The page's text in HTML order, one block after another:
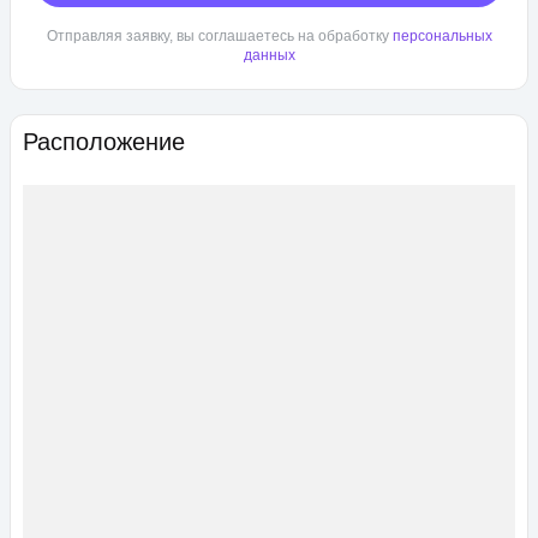
Расположение
Отправляя заявку, вы соглашаетесь на обработку персональных
данных